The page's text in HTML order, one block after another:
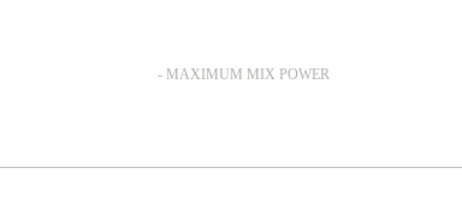
- MAXIMUM MIX POWER